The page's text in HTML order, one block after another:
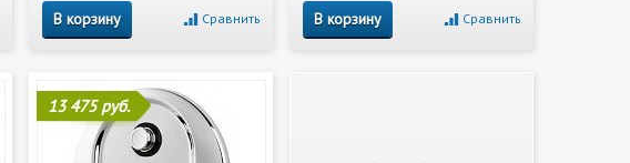
В корзину Сравнить В корзину Сравнить
13 475 руб.